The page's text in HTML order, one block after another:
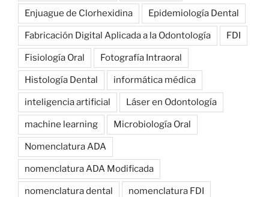
Enjuague de Clorhexidina Epidemiología Dental
Fabricación Digital Aplicada a la Odontología FDI
Fisiología Oral Fotografía Intraoral
Histología Dental informática médica
inteligencia artificial Láser en Odontología
machine learning Microbiología Oral
Nomenclatura ADA
nomenclatura ADA Modificada
nomenclatura dental nomenclatura FDI